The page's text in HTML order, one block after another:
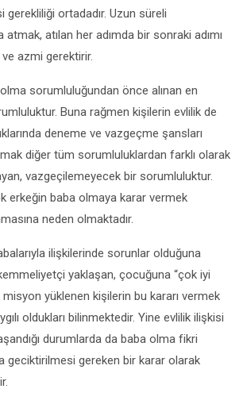
ortadadır. Uzun süreli
atılan her adımda bir sonraki adımı
ve azmi gerektirir.
sorumluluğundan önce alınan en
Buna rağmen kişilerin evlilik de
deneme ve vazgeçme şansları
diğer tüm sorumluluklardan farklı olarak
vazgeçilemeyecek bir sorumluluktur.
erkeğin baba olmaya karar vermek
neden olmaktadır.
ilişkilerinde sorunlar olduğuna
yaklaşan, çocuğuna “çok iyi
yüklenen kişilerin bu kararı vermek
oldukları bilinmektedir. Yine evlilik ilişkisi
durumlarda da baba olma fikri
geciktirilmesi gereken bir karar olarak